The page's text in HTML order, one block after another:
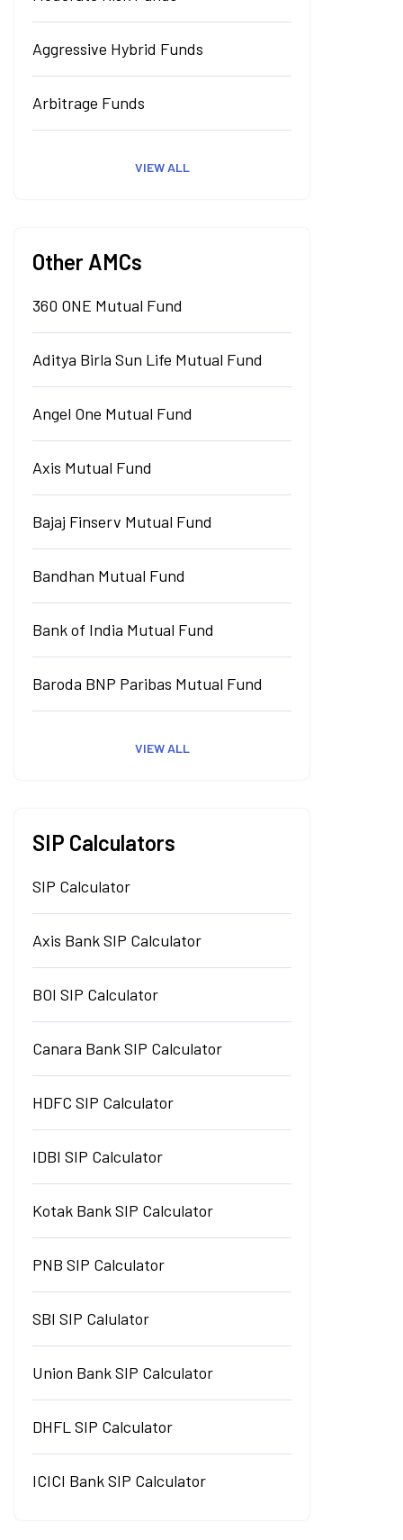
Aggressive Hybrid Funds
Arbitrage Funds
VIEW ALL
Other AMCs
360 ONE Mutual Fund
Aditya Birla Sun Life Mutual Fund
Angel One Mutual Fund
Axis Mutual Fund
Bajaj Finserv Mutual Fund
Bandhan Mutual Fund
Bank of India Mutual Fund
Baroda BNP Paribas Mutual Fund
VIEW ALL
SIP Calculators
SIP Calculator
Axis Bank SIP Calculator
BOI SIP Calculator
Canara Bank SIP Calculator
HDFC SIP Calculator
IDBI SIP Calculator
Kotak Bank SIP Calculator
PNB SIP Calculator
SBI SIP Calulator
Union Bank SIP Calculator
DHFL SIP Calculator
ICICI Bank SIP Calculator